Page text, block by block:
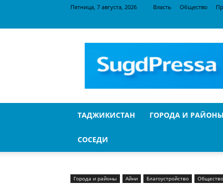
Пятница, 7 августа, 2026 Власть Общество
ТАДЖИКИСТАН ГОРОДА И РАЙОНЫ
СОСЕДИ
Города и районы Айни Благоустройство Общество